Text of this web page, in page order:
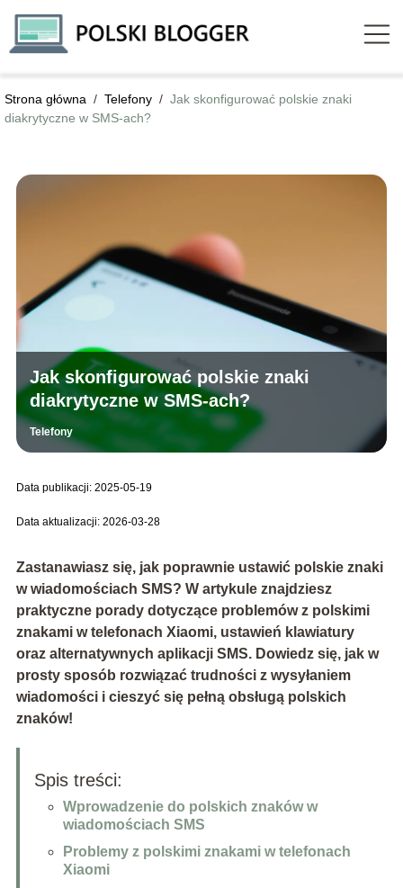
Strona główna / Telefony / Jak skonfigurować polskie znaki
diakrytyczne w SMS-ach?
Jak skonfigurować polskie znaki
diakrytyczne w SMS-ach?
Telefony
Data publikacji: 2025-05-19
Data aktualizacji: 2026-03-28
Zastanawiasz się, jak poprawnie ustawić polskie znaki
w wiadomościach SMS? W artykule znajdziesz
praktyczne porady dotyczące problemów z polskimi
znakami w telefonach Xiaomi, ustawień klawiatury
oraz alternatywnych aplikacji SMS. Dowiedz się, jak w
prosty sposób rozwiązać trudności z wysyłaniem
wiadomości i cieszyć się pełną obsługą polskich
znaków!
Spis treści:
Wprowadzenie do polskich znaków w
wiadomościach SMS
Problemy z polskimi znakami w telefonach
Xiaomi